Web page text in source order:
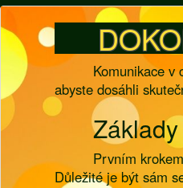
Komunikace v
abyste dosáhli
Prvním
Důležité je být sám